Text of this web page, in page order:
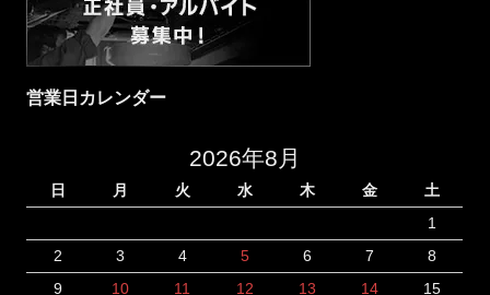
営業日カレンダー
2026年8月
日 月 火 水 木 金
土
1
2
3 4 5 6 7
8
9
10 11 12 13 14
15